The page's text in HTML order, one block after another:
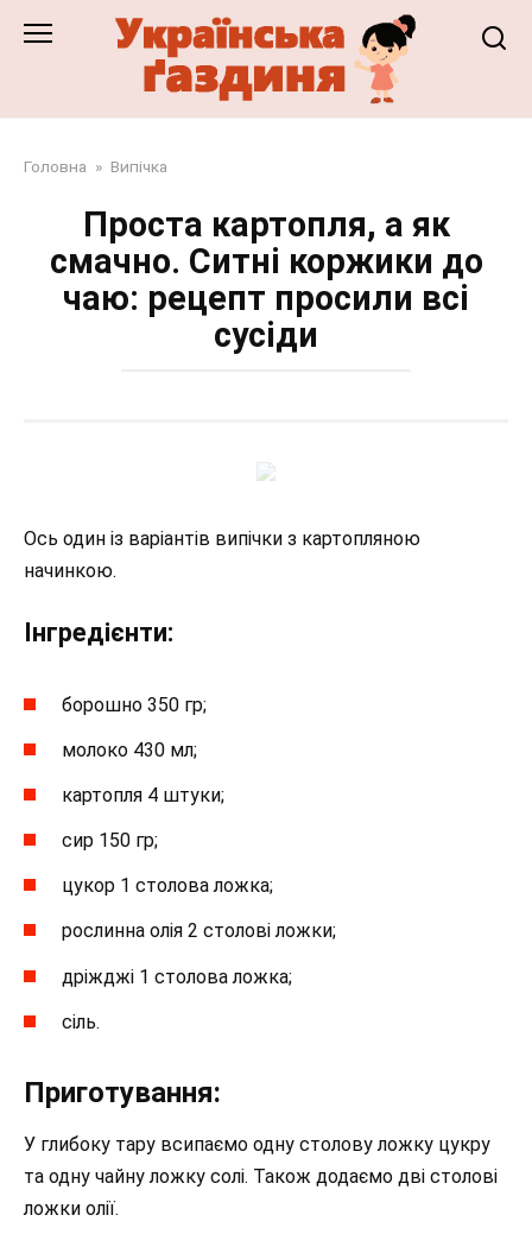
Головна » Випічка
Проста картопля, а як
смачно. Ситні коржики до
чаю: рецепт просили всі
сусіди
Ось один із варіантів випічки з картопляною
начинкою.
Інгредієнти:
борошно 350 гр;
молоко 430 мл;
картопля 4 штуки;
сир 150 гр;
цукор 1 столова ложка;
рослинна олія 2 столові ложки;
дріжджі 1 столова ложка;
сіль.
Приготування:
У глибоку тару всипаємо одну столову ложку цукру
та одну чайну ложку солі. Також додаємо дві столові
ложки олії.